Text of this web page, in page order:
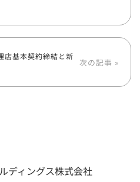
店基本契約締結と新
次の記事 »
ディングス株式会社